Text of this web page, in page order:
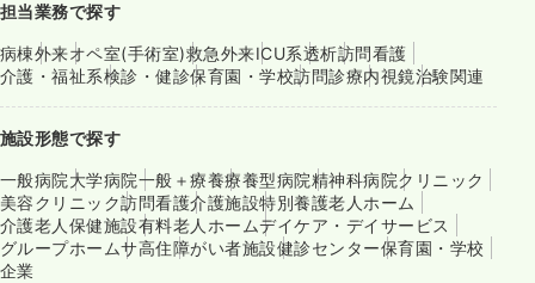
担当業務で探す
病棟外来オペ室(手術室)救急外来ICU系透析訪問看護
介護・福祉系検診・健診保育園・学校訪問診療内視鏡治験関連
施設形態で探す
一般病院大学病院一般＋療養療養型病院精神科病院クリニック
美容クリニック訪問看護介護施設特別養護老人ホーム
介護老人保健施設有料老人ホームデイケア・デイサービス
グループホームサ高住障がい者施設健診センター保育園・学校
企業